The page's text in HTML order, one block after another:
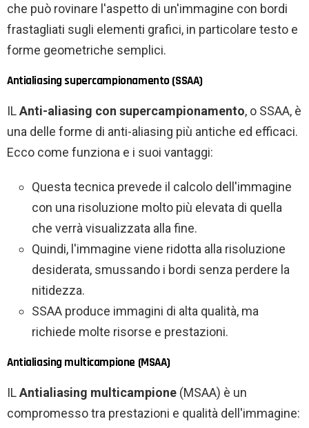
che può rovinare l'aspetto di un'immagine con bordi
frastagliati sugli elementi grafici, in particolare testo e
forme geometriche semplici.
Antialiasing supercampionamento (SSAA)
ILAnti-aliasing con supercampionamento, o SSAA, è
una delle forme di anti-aliasing più antiche ed efficaci.
Ecco come funziona e i suoi vantaggi:
Questa tecnica prevede il calcolo dell'immagine
con una risoluzione molto più elevata di quella
che verrà visualizzata alla fine.
Quindi, l'immagine viene ridotta alla risoluzione
desiderata, smussando i bordi senza perdere la
nitidezza.
SSAA produce immagini di alta qualità, ma
richiede molte risorse e prestazioni.
Antialiasing multicampione (MSAA)
ILAntialiasing multicampione (MSAA) è un
compromesso tra prestazioni e qualità dell'immagine: